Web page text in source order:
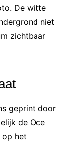
De witte
niet
zichtbaar
geprint door
de Oce
op het